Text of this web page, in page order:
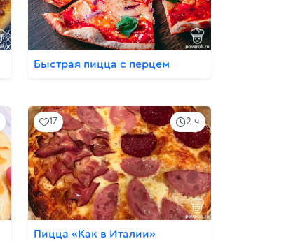
Быстрая пицца с перцем
2 ч
17
Пицца «Как в Италии»